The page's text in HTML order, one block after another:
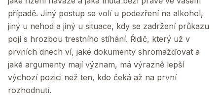
případě. Jiný postup se volí u podezření na alkohol,
jiný u nehod a jiný u situace, kdy se zadržení průkazu
pojí s hrozbou trestního stíhání. Řidič, který už v
prvních dnech ví, jaké dokumenty shromažďovat a
jaké argumenty mají význam, má výrazně lepší
výchozí pozici než ten, kdo čeká až na první
rozhodnutí.